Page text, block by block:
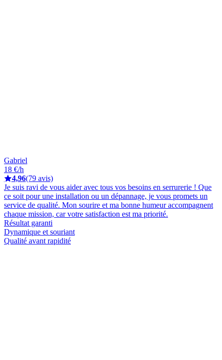
Gabriel
18 €/h
4,96(79 avis)
Je suis ravi de vous aider avec tous vos besoins en serrurerie ! Que
ce soit pour une installation ou un dépannage, je vous promets un
service de qualité. Mon sourire et ma bonne humeur accompagnent
chaque mission, car votre satisfaction est ma priorité.
Résultat garanti
Dynamique et souriant
Qualité avant rapidité